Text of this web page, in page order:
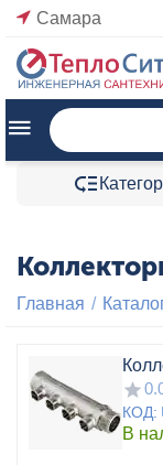
Самара
Главная /
КОД:
В